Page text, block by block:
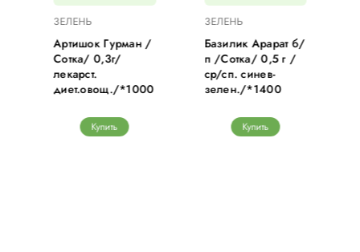
ЗЕЛЕНЬ
Артишок Гурман /
Сотка/ 0,3г/
лекарст.
диет.овощ./*1000
Купить
ЗЕЛЕНЬ
Базилик Арарат б/
п /Сотка/ 0,5 г /
ср/сп. синев-
зелен./*1400
Купить